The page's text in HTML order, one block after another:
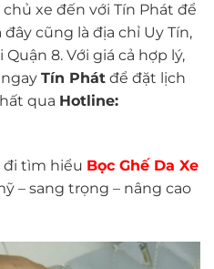
chủ xe đến với Tín Phát để
đây cũng là địa chỉ Uy Tín,
8. Với giá cả hợp lý,
Tín Phát để đặt lịch
qua Hotline:
đi tìm hiểu Bọc Ghế Da Xe
– sang trọng – nâng cao